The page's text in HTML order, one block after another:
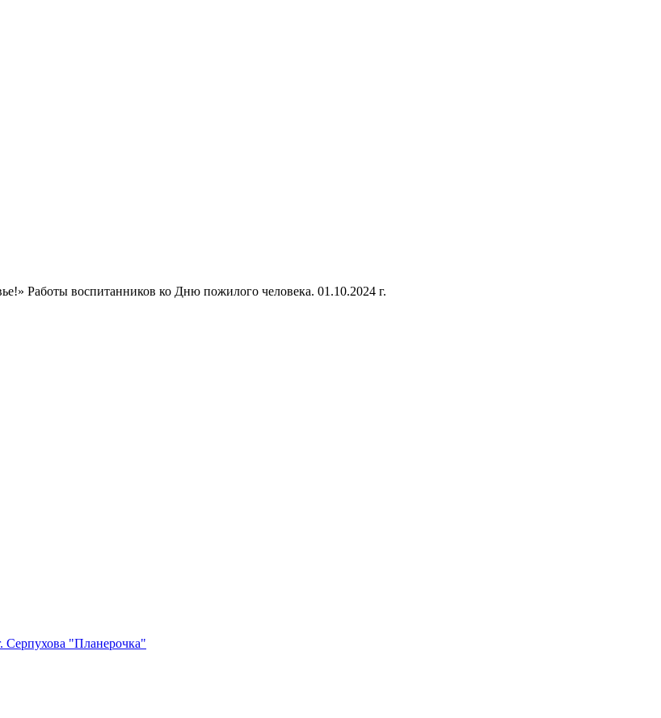
Работы воспитанников ко Дню пожилого человека. 01.10.2024 г.
Серпухова "Планерочка"